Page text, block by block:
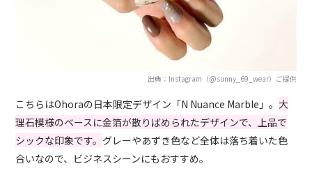
出典：Instagram（@sunny_69_wear）ご提供
こちらはOhoraの日本限定デザイン「N Nuance Marble」。大
理石模様のベースに金箔が散りばめられたデザインで、上品で
シックな印象です。 グレーやあずき色など全体は落ち着いた色
合いなので、ビジネスシーンにもおすすめ。